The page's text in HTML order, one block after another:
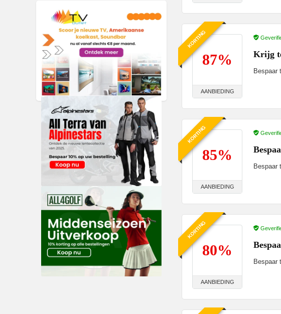
KORTING
87%
AANBIEDING
Krijg
Bespaar
KORTING
85%
AANBIEDING
Bespaar
KORTING
80%
AANBIEDING
Bespaar